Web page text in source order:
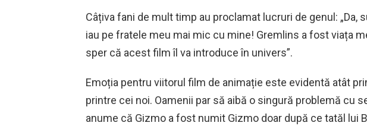
Câțiva fani de mult timp au proclamat lucruri de genul: „Da,
iau pe fratele meu mai mic cu mine! Gremlins a fost viața
sper că acest film îl va introduce în univers”.
Emoția pentru viitorul film de animație este evidentă atât
printre cei noi. Oamenii par să aibă o singură problemă cu
anume că Gizmo a fost numit Gizmo doar după ce tatăl lui